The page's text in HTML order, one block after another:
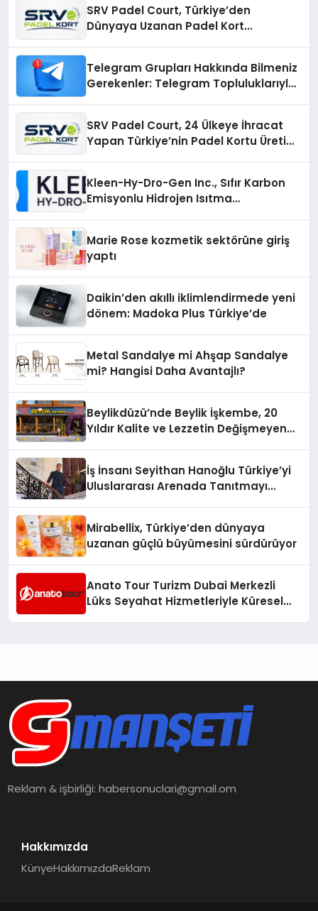
SRV Padel Court, Türkiye’den
Dünyaya Uzanan Padel Kort
Telegram Grupları Hakkında Bilmeniz
Gerekenler: Telegram Topluluklarıyla
SRV Padel Court, 24 Ülkeye İhracat
Yapan Türkiye’nin Padel Kortu Üretim
Kleen-Hy-Dro-Gen Inc., Sıfır Karbon
Emisyonlu Hidrojen Isıtma
Marie Rose kozmetik sektörüne giriş
yaptı
Daikin’den akıllı iklimlendirmede yeni
dönem: Madoka Plus Türkiye’de
Metal Sandalye mi Ahşap Sandalye
mi? Hangisi Daha Avantajlı?
Beylikdüzü’nde Beylik İşkembe, 20
Yıldır Kalite ve Lezzetin Değişmeyen
İş İnsanı Seyithan Hanoğlu Türkiye’yi
Uluslararası Arenada Tanıtmayı
Mirabellix, Türkiye’den dünyaya
uzanan güçlü büyümesini sürdürüyor
Anato Tour Turizm Dubai Merkezli
Lüks Seyahat Hizmetleriyle Küresel
Reklam & işbirliği:habersonuclari@gmail.om
Hakkımızda
KünyeHakkımızdaReklam